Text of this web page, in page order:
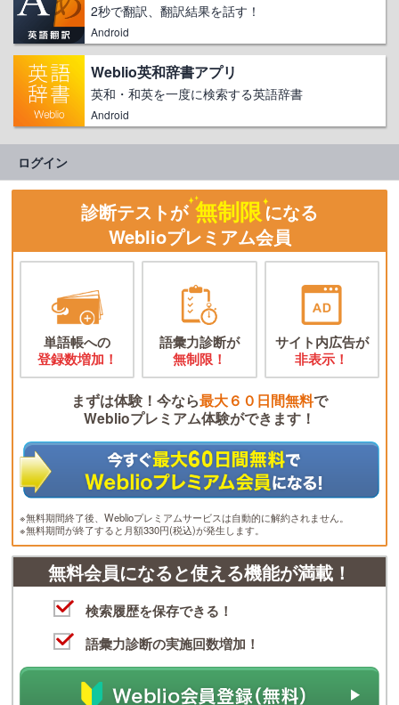
2秒で翻訳、翻訳結果を話す！
Android
Weblio英和辞書アプリ
英和・和英を一度に検索する英語辞書
Android
ログイン
診断テストが 無制限になる
Weblioプレミアム会員
単語帳への
登録数増加！
語彙力診断が
無制限！
サイト内広告が
非表示！
まずは体験！今なら最大６０日間無料で
Weblioプレミアム体験ができます！
※無料期間終了後、Weblioプレミアムサービスは自動的に解約されません。
※無料期間が終了すると月額330円(税込)が発生します。
無料会員になると使える機能が満載！
検索履歴を保存できる！
語彙力診断の実施回数増加！